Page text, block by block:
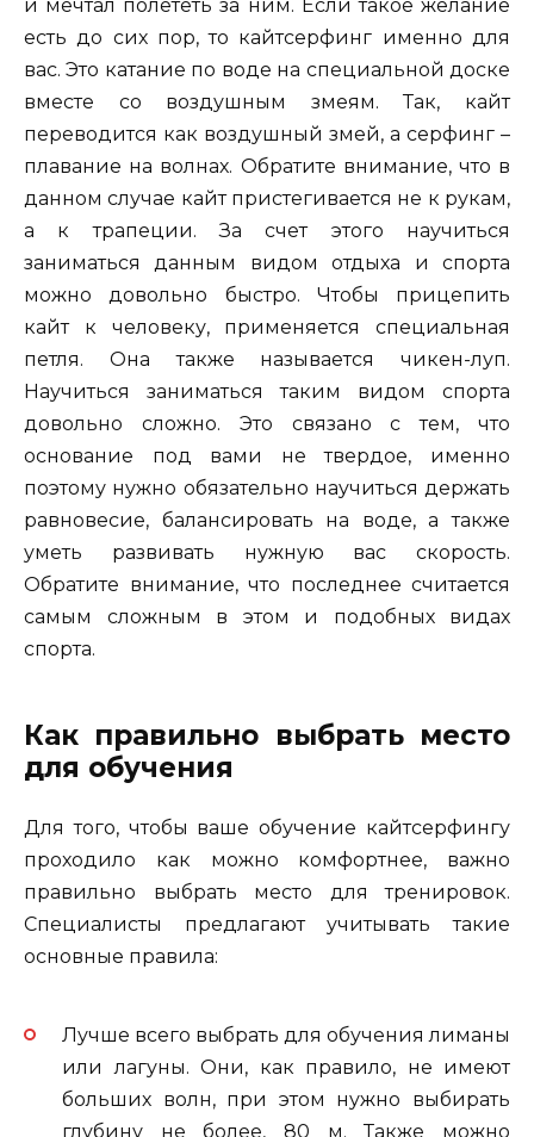
и мечтал полететь за ним. Если такое желание
есть до сих пор, то кайтсерфинг именно для
вас. Это катание по воде на специальной доске
вместе со воздушным змеям. Так, кайт
переводится как воздушный змей, а серфинг –
плавание на волнах. Обратите внимание, что в
данном случае кайт пристегивается не к рукам,
а к трапеции. За счет этого научиться
заниматься данным видом отдыха и спорта
можно довольно быстро. Чтобы прицепить
кайт к человеку, применяется специальная
петля. Она также называется чикен-луп.
Научиться заниматься таким видом спорта
довольно сложно. Это связано с тем, что
основание под вами не твердое, именно
поэтому нужно обязательно научиться держать
равновесие, балансировать на воде, а также
уметь развивать нужную вас скорость.
Обратите внимание, что последнее считается
самым сложным в этом и подобных видах
спорта.
Как правильно выбрать место
для обучения
Для того, чтобы ваше обучение кайтсерфингу
проходило как можно комфортнее, важно
правильно выбрать место для тренировок.
Специалисты предлагают учитывать такие
основные правила:
Лучше всего выбрать для обучения лиманы
или лагуны. Они, как правило, не имеют
больших волн, при этом нужно выбирать
глубину не более, 80 м. Также можно